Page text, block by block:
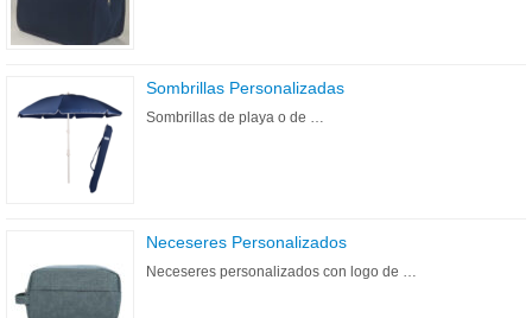
Sombrillas Personalizadas
Sombrillas de playa o de …
Neceseres Personalizados
Neceseres personalizados con logo de …